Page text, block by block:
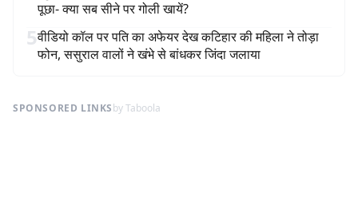
पूछा- क्या सब सीने पर गोली खायें?
5वीडियो कॉल पर पति का अफेयर देख कटिहार की महिला ने तोड़ा
फोन, ससुराल वालों ने खंभे से बांधकर जिंदा जलाया
SPONSORED LINKSby Taboola